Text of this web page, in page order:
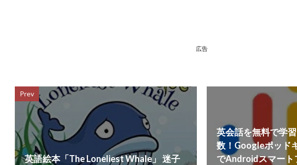
広告
Prev
英語絵本「The Loneliest Whale」 迷子
英会話を無料で学
数！Googleポッド
でAndroidスマー